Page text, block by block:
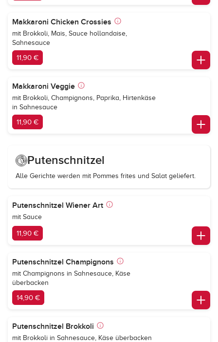
Makkaroni Chicken Crossies
mit Brokkoli, Mais, Sauce hollandaise,
Sahnesauce
11,90 €
Makkaroni Veggie
mit Brokkoli, Champignons, Paprika, Hirtenkäse
in Sahnesauce
11,90 €
Putenschnitzel
Alle Gerichte werden mit Pommes frites und Salat geliefert.
Putenschnitzel Wiener Art
mit Sauce
11,90 €
Putenschnitzel Champignons
mit Champignons in Sahnesauce, Käse
überbacken
14,90 €
Putenschnitzel Brokkoli
mit Brokkoli in Sahnesauce, Käse überbacken